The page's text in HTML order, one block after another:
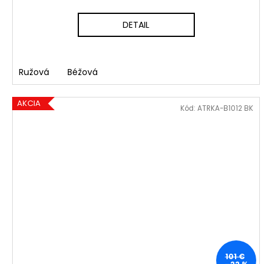
DETAIL
Ružová Béžová
AKCIA
101 €
Kód: ATRKA-B1012 BK